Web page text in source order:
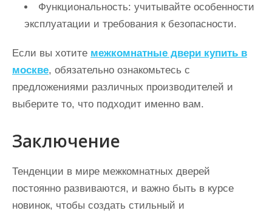
Функциональность: учитывайте особенности
эксплуатации и требования к безопасности.
Если вы хотите межкомнатные двери купить в
москве, обязательно ознакомьтесь с
предложениями различных производителей и
выберите то, что подходит именно вам.
Заключение
Тенденции в мире межкомнатных дверей
постоянно развиваются, и важно быть в курсе
новинок, чтобы создать стильный и